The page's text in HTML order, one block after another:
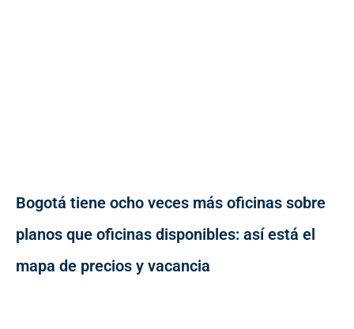
Bogotá tiene ocho veces más oficinas sobre
planos que oficinas disponibles: así está el
mapa de precios y vacancia